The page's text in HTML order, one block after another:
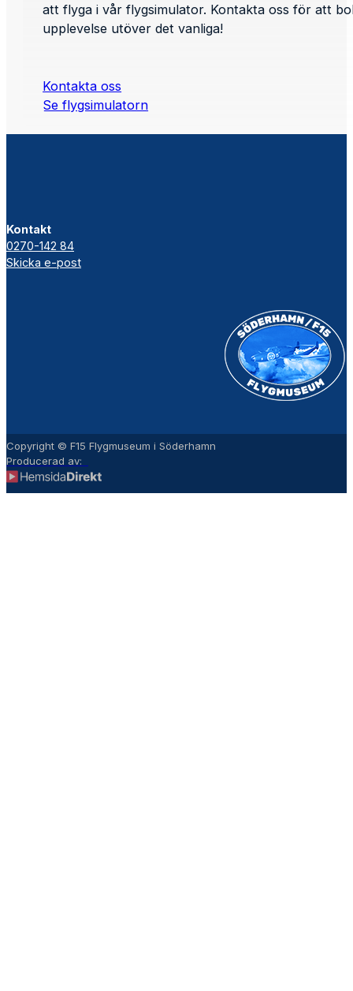
att flyga i vår flygsimulator. Kontakta oss för att
upplevelse utöver det vanliga!
Kontakta oss
Se flygsimulatorn
Kontakt
0270-142 84
Skicka e-post
Copyright © F15 Flygmuseum i Söderhamn
Producerad av: